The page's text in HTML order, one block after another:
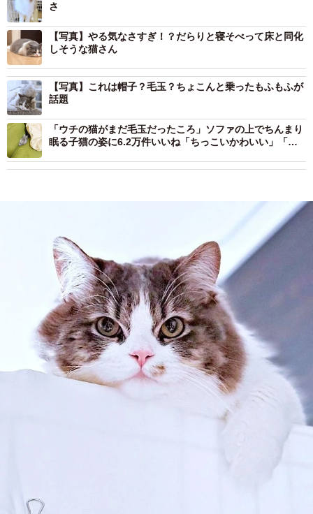
さ
【写真】やる気なさすぎ！？だらりと寝そべって床と同化
しそうな猫さん
【写真】これは帽子？毛玉？ちょこんと乗ったもふもふが
話題
「ウチの猫がまだ毛玉だったころ」ソファの上でちんまり
眠る子猫の姿に6.2万件いいね「ちっこいかわいい」「未